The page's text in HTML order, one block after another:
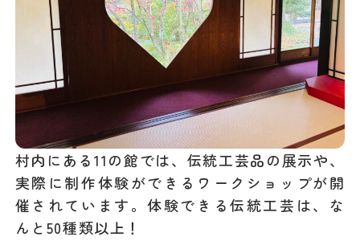
村内にある11の館では、伝統工芸品の展示や、
実際に制作体験ができるワークショップが開
催されています。体験できる伝統工芸は、な
んと50種類以上！